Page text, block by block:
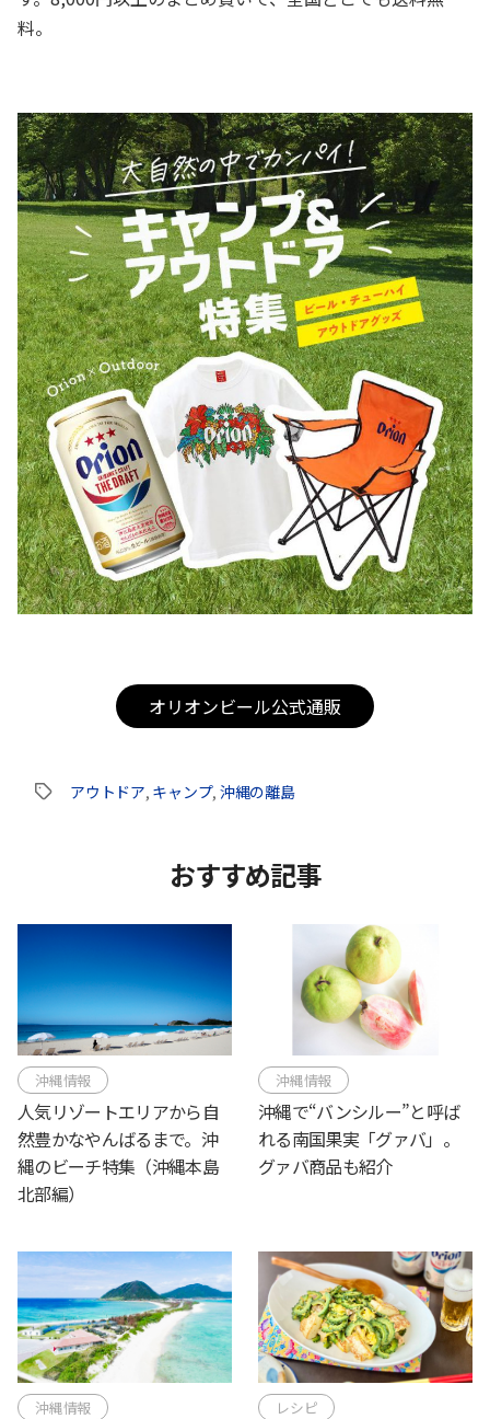
料。
オリオンビール公式通販
タ
アウトドア, キャンプ, 沖縄の離島
おすすめ記事
沖縄情報
人気リゾートエリアから自
然豊かなやんばるまで。沖
縄のビーチ特集（沖縄本島
北部編）
沖縄情報
沖縄で“バンシルー”と呼ば
れる南国果実「グァバ」。
グァバ商品も紹介
沖縄情報 レシピ